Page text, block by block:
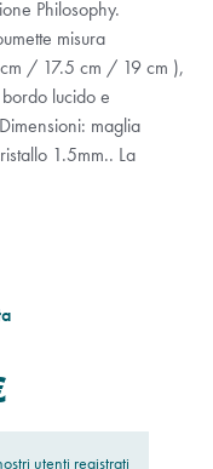
Philosophy.
misura
/ 17.5 cm / 19 cm ),
lucido e
maglia
1.5mm.. La
utenti registrati